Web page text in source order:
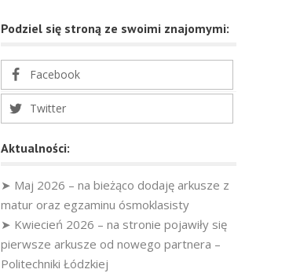
Podziel się stroną ze swoimi znajomymi:
Facebook
Twitter
Aktualności:
➤ Maj 2026 – na bieżąco dodaję arkusze z
matur oraz egzaminu ósmoklasisty
➤ Kwiecień 2026 – na stronie pojawiły się
pierwsze arkusze od nowego partnera –
Politechniki Łódzkiej